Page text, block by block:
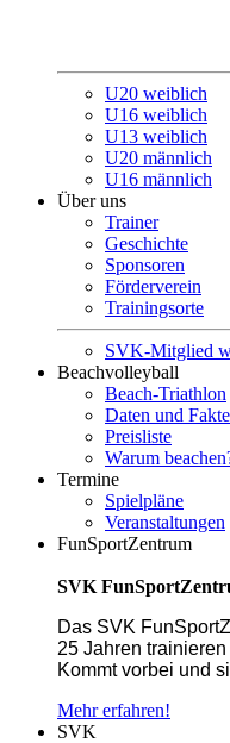
U20 weiblich
U16 weiblich
U13 weiblich
U20 männlich
U16 männlich
Über uns
Trainer
Geschichte
Sponsoren
Förderverein
Trainingsorte
SVK-Mitglied
Beachvolleyball
Beach-Triathlon
Daten und
Preisliste
Warum
Termine
Spielpläne
Veranstaltungen
FunSportZentrum
SVK
Das SVK
25 Jahren
Kommt vorbei und
Mehr erfahren!
SVK